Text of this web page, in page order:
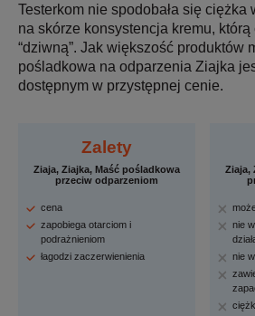
Testerkom nie spodobała się ciężka
na skórze konsystencja kremu, którą
“dziwną”. Jak większość produktów
pośladkowa na odparzenia Ziajka
dostępnym w przystępnej cenie.
Zalety
Ziaja, Ziajka, Maść pośladkowa
przeciw odparzeniom
cena
zapobiega otarciom i
podrażnieniom
łagodzi zaczerwienienia
Ziaja,
nie
nie